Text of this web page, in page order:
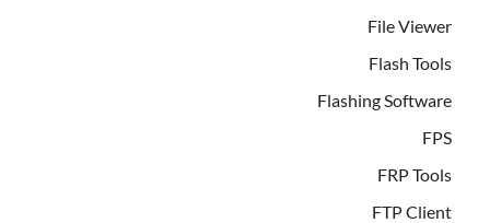
File Viewer
Flash Tools
Flashing Software
FPS
FRP Tools
FTP Client